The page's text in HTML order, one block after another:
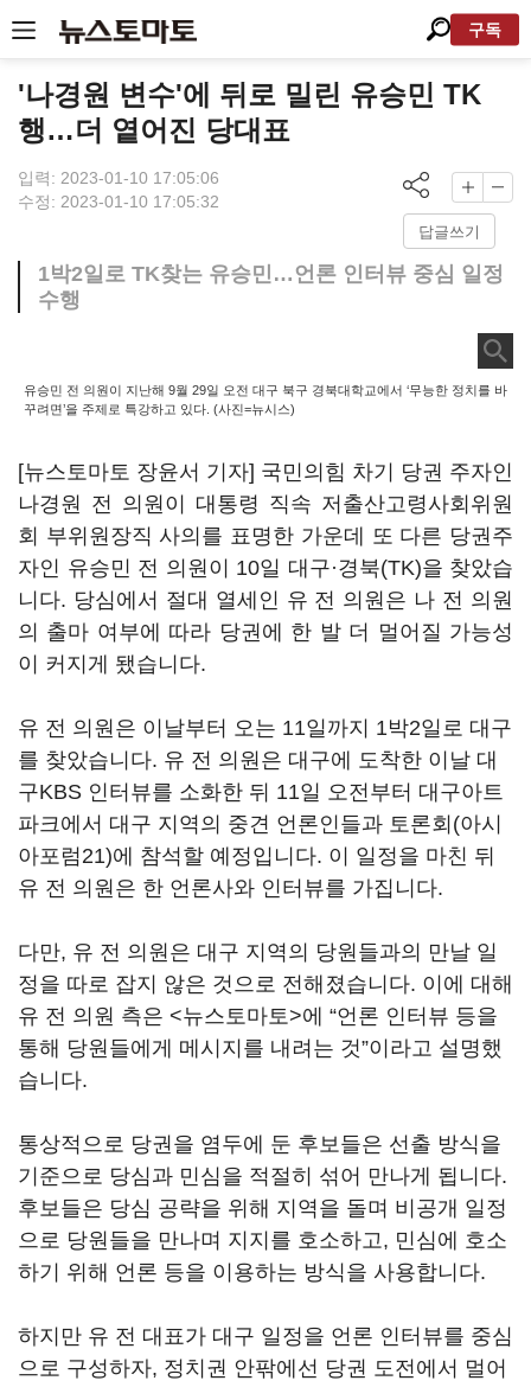
구독
'나경원 변수'에 뒤로 밀린 유승민 TK
행…더 옅어진 당대표
입력: 2023-01-10 17:05:06
수정: 2023-01-10 17:05:32
답글쓰기
1박2일로 TK찾는 유승민…언론 인터뷰 중심 일정
수행
유승민 전 의원이 지난해 9월 29일 오전 대구 북구 경북대학교에서 ‘무능한 정치를 바
꾸려면’을 주제로 특강하고 있다. (사진=뉴시스)
[뉴스토마토 장윤서 기자] 국민의힘 차기 당권 주자인
나경원 전 의원이 대통령 직속 저출산고령사회위원
회 부위원장직 사의를 표명한 가운데 또 다른 당권주
자인 유승민 전 의원이 10일 대구·경북(TK)을 찾았습
니다. 당심에서 절대 열세인 유 전 의원은 나 전 의원
의 출마 여부에 따라 당권에 한 발 더 멀어질 가능성
이 커지게 됐습니다.
유 전 의원은 이날부터 오는 11일까지 1박2일로 대구
를 찾았습니다. 유 전 의원은 대구에 도착한 이날 대
구KBS 인터뷰를 소화한 뒤 11일 오전부터 대구아트
파크에서 대구 지역의 중견 언론인들과 토론회(아시
아포럼21)에 참석할 예정입니다. 이 일정을 마친 뒤
유 전 의원은 한 언론사와 인터뷰를 가집니다.
다만, 유 전 의원은 대구 지역의 당원들과의 만날 일
정을 따로 잡지 않은 것으로 전해졌습니다. 이에 대해
유 전 의원 측은 <뉴스토마토>에 “언론 인터뷰 등을
통해 당원들에게 메시지를 내려는 것”이라고 설명했
습니다.
통상적으로 당권을 염두에 둔 후보들은 선출 방식을
기준으로 당심과 민심을 적절히 섞어 만나게 됩니다.
후보들은 당심 공략을 위해 지역을 돌며 비공개 일정
으로 당원들을 만나며 지지를 호소하고, 민심에 호소
하기 위해 언론 등을 이용하는 방식을 사용합니다.
하지만 유 전 대표가 대구 일정을 언론 인터뷰를 중심
으로 구성하자, 정치권 안팎에선 당권 도전에서 멀어